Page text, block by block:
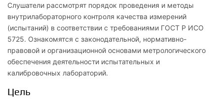
Слушатели рассмотрят порядок проведения и методы
внутрилабораторного контроля качества измерений
(испытаний) в соответствии с требованиями ГОСТ Р ИСО
5725. Ознакомятся с законодательной, нормативно-
правовой и организационной основами метрологического
обеспечения деятельности испытательных и
калибровочных лабораторий.
Цель